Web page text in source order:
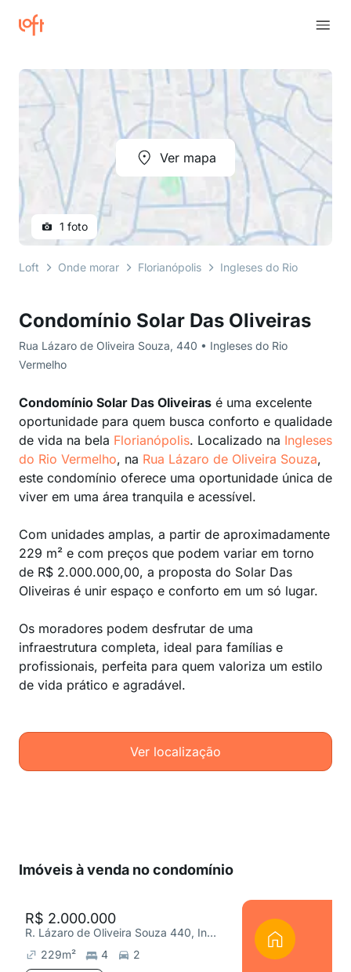
Condomínio Solar Das Oliveiras
Rua Lázaro de Oliveira Souza, 440 • Ingleses do Rio
Vermelho
Condomínio Solar Das Oliveiras é uma excelente
oportunidade para quem busca conforto e qualidade
de vida na bela Florianópolis. Localizado na Ingleses
do Rio Vermelho, na Rua Lázaro de Oliveira Souza,
este condomínio oferece uma oportunidade única de
viver em uma área tranquila e acessível.
Com unidades amplas, a partir de aproximadamente
229 m² e com preços que podem variar em torno
de R$ 2.000.000,00, a proposta do Solar Das
Oliveiras é unir espaço e conforto em um só lugar.
Os moradores podem desfrutar de uma
infraestrutura completa, ideal para famílias e
profissionais, perfeita para quem valoriza um estilo
de vida prático e agradável.
Ver localização
Ver mapa
1 foto
Loft Onde morar Florianópolis Ingleses do Rio Vermelho
Imóveis à venda no condomínio
R$ 2.000.000
R. Lázaro de Oliveira Souza 440, Ingleses do Rio Vermelho
229m² 4
2